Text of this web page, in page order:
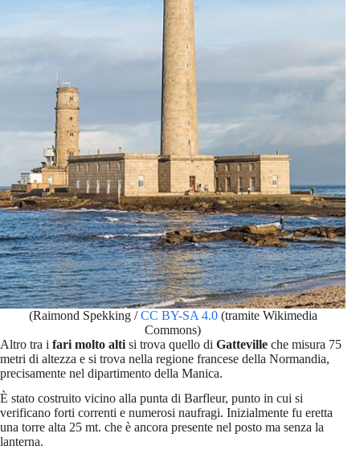
(Raimond Spekking /CC BY-SA 4.0(tramite Wikimedia
Commons)
Altro tra i fari molto alti si trova quello di Gatteville che misura 75
metri di altezza e si trova nella regione francese della Normandia,
precisamente nel dipartimento della Manica.
È stato costruito vicino alla punta di Barfleur, punto in cui si
verificano forti correnti e numerosi naufragi. Inizialmente fu eretta
una torre alta 25 mt. che è ancora presente nel posto ma senza la
lanterna.